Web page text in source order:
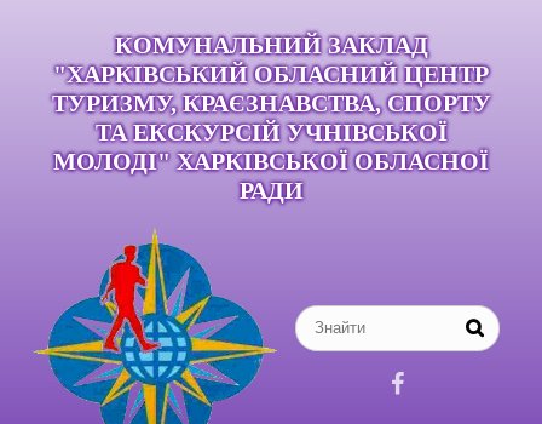
КОМУНАЛЬНИЙ ЗАКЛАД
"ХАРКІВСЬКИЙ ОБЛАСНИЙ ЦЕНТР
ТУРИЗМУ, КРАЄЗНАВСТВА, СПОРТУ
ТА ЕКСКУРСІЙ УЧНІВСЬКОЇ
МОЛОДІ" ХАРКІВСЬКОЇ ОБЛАСНОЇ
РАДИ
